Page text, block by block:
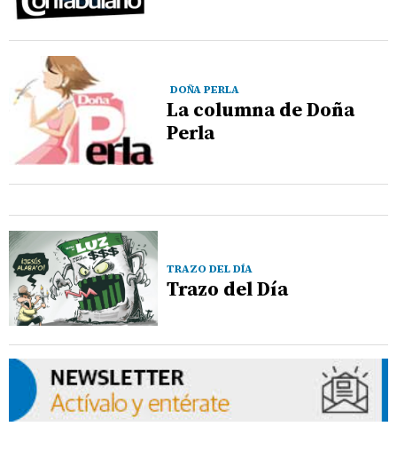
DOÑA PERLA
La columna de Doña
Perla
TRAZO DEL DÍA
Trazo del Día